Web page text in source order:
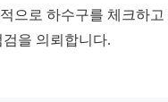
으로 하수구를 체크하
검을 의뢰합니다.